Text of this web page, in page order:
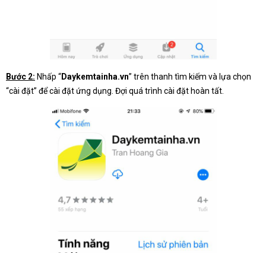
Bước 2: Nhấp “Daykemtainha.vn” trên thanh tìm kiếm và lựa chọn
“cài đặt” để cài đặt ứng dụng. Đợi quá trình cài đặt hoàn tất.